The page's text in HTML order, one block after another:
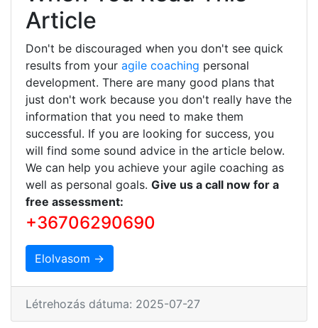
Article
Don't be discouraged when you don't see quick
results from your agile coaching personal
development. There are many good plans that
just don't work because you don't really have the
information that you need to make them
successful. If you are looking for success, you
will find some sound advice in the article below.
We can help you achieve your agile coaching as
well as personal goals. Give us a call now for a
free assessment:
+36706290690
Elolvasom →
Létrehozás dátuma: 2025-07-27